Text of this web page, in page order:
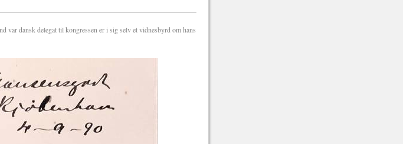
dansk delegat til kongressen er i sig selv et vidnesbyrd om hans